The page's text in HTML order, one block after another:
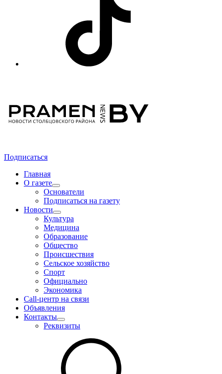
Подписаться
Главная
О газете
Основатели
Подписаться на газету
Новости
Культура
Медицина
Образование
Общество
Происшествия
Сельское хозяйство
Спорт
Официально
Экономика
Call-центр на связи
Объявления
Контакты
Реквизиты